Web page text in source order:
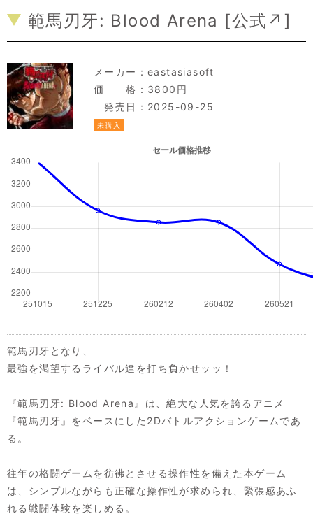
範馬刃牙: Blood Arena [公式↗ ]
メーカー： eastasiasoft
価 格：3800円
発売日：2025-09-25
未購入
範馬刃牙となり、
最強を渇望するライバル達を打ち負かせッッ！
『範馬刃牙: Blood Arena』は、絶大な人気を誇るアニメ
『範馬刃牙』をベースにした2Dバトルアクションゲームであ
る。
往年の格闘ゲームを彷彿とさせる操作性を備えた本ゲーム
は、シンプルながらも正確な操作性が求められ、緊張感あふ
れる戦闘体験を楽しめる。